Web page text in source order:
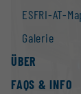
ESFRI-AT-
Galerie
ÜBER
FAQS & INFO